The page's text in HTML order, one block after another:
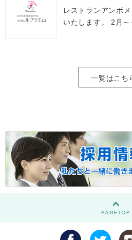
レストランアンボ
いたします。 2月～
一覧はこち